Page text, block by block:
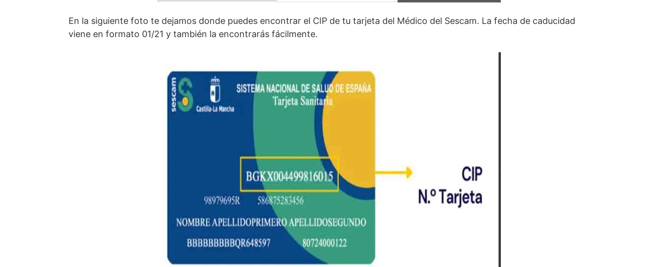
En la siguiente foto te dejamos donde puedes encontrar el CIP de tu tarjeta del Médico del Sescam. La fecha de caducidad
viene en formato 01/21 y también la encontrarás fácilmente.